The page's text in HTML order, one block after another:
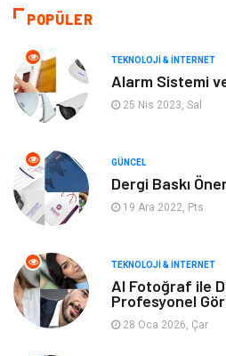
Tatil
Bilgisayar & Yazılım
Mobilya
Turizm
Plaka Tanıma Sistemleri
Tarım & Hayvancılık
POPÜLER
TEKNOLOJI & İNTERNET
Alarm Sistemi
25 Nis 2023, Sal
GÜNCEL
Dergi Baskı
19 Ara 2022, Pts
TEKNOLOJI & İNTERNET
AI Fotoğraf ile
Profesyonel
28 Oca 2026, Çar